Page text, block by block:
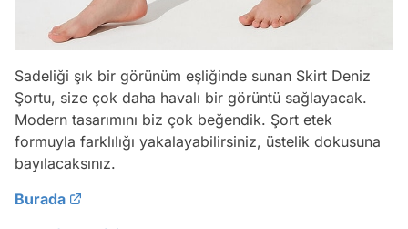
Sadeliği şık bir görünüm eşliğinde sunan Skirt Deniz
Şortu, size çok daha havalı bir görüntü sağlayacak.
Modern tasarımını biz çok beğendik. Şort etek
formuyla farklılığı yakalayabilirsiniz, üstelik dokusuna
bayılacaksınız.
Burada